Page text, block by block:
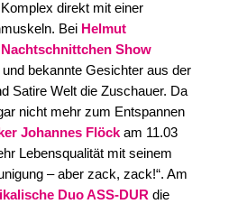
direkt mit einer
Bei Helmut
Show
bekannte Gesichter aus der
Satire Welt die Zuschauer. Da
nicht mehr zum Entspannen
Johannes Flöckam 11.03
Lebensqualität mit seinem
– aber zack, zack!“. Am
Duo ASS-DUR die